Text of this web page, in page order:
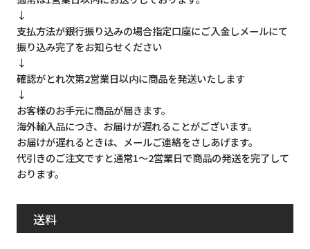
↓
支払方法が銀行振り込みの場合指定口座にご入金しメールにて
振り込み完了をお知らせください
↓
確認がとれ次第2営業日以内に商品を発送いたします
↓
お客様のお手元に商品が届きます。
海外輸入品につき、お届けが遅れることがございます。
お届けが遅れるときは、メールご連絡をさしあげます。
代引きのご注文ですと通常1～2営業日で商品の発送を完了して
おります。
送料